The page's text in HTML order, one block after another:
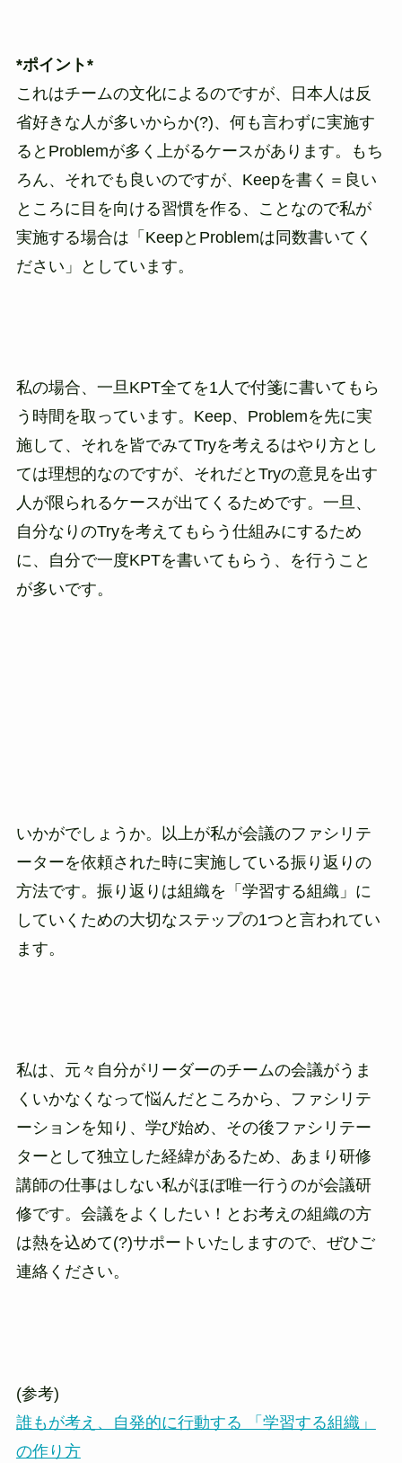
*ポイント*
これはチームの文化によるのですが、日本人は反
省好きな人が多いからか(?)、何も言わずに実施す
るとProblemが多く上がるケースがあります。もち
ろん、それでも良いのですが、Keepを書く＝良い
ところに目を向ける習慣を作る、ことなので私が
実施する場合は「KeepとProblemは同数書いてく
ださい」としています。
私の場合、一旦KPT全てを1人で付箋に書いてもら
う時間を取っています。Keep、Problemを先に実
施して、それを皆でみてTryを考えるはやり方とし
ては理想的なのですが、それだとTryの意見を出す
人が限られるケースが出てくるためです。一旦、
自分なりのTryを考えてもらう仕組みにするため
に、自分で一度KPTを書いてもらう、を行うこと
が多いです。
いかがでしょうか。以上が私が会議のファシリテ
ーターを依頼された時に実施している振り返りの
方法です。振り返りは組織を「学習する組織」に
していくための大切なステップの1つと言われてい
ます。
私は、元々自分がリーダーのチームの会議がうま
くいかなくなって悩んだところから、ファシリテ
ーションを知り、学び始め、その後ファシリテー
ターとして独立した経緯があるため、あまり研修
講師の仕事はしない私がほぼ唯一行うのが会議研
修です。会議をよくしたい！とお考えの組織の方
は熱を込めて(?)サポートいたしますので、ぜひご
連絡ください。
(参考)
誰もが考え、自発的に行動する 「学習する組織」
の作り方